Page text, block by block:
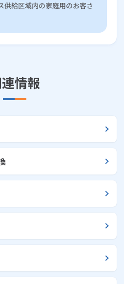
供給区域内の家庭用のお客さ
情報